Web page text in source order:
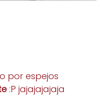
por espejos
:P jajajajajaja